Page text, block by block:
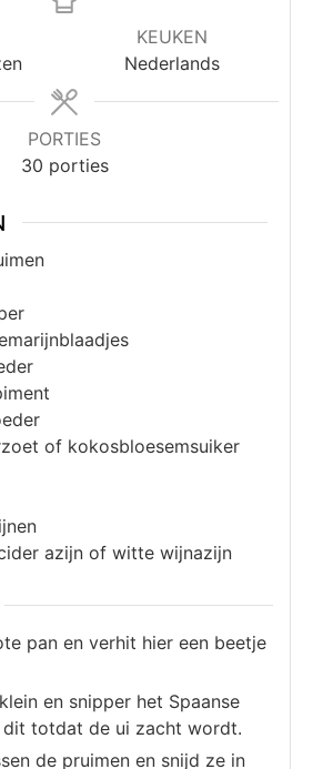
KEUKEN
Nederlands
PORTIES
30 porties
of kokosbloesemsuiker
azijn of witte wijnazijn
pan en verhit hier een beetje
en snipper het Spaanse
dit totdat de ui zacht wordt.
de pruimen en snijd ze in